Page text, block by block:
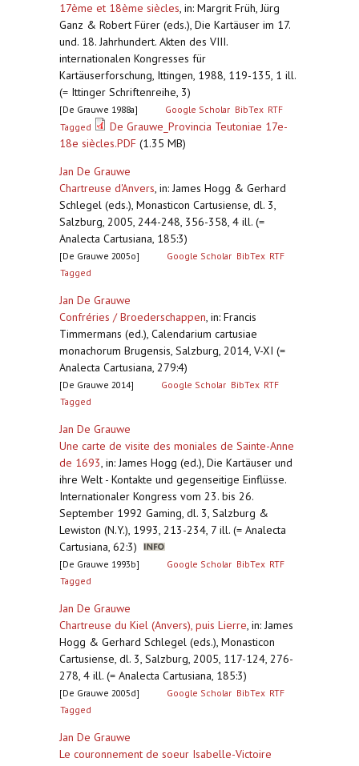
17ème et 18ème siècles, in: Margrit Früh, Jürg
Ganz & Robert Fürer (eds.), Die Kartäuser im 17.
und. 18. Jahrhundert. Akten des VIII.
internationalen Kongresses für
Kartäuserforschung, Ittingen, 1988, 119-135, 1 ill.
(= Ittinger Schriftenreihe, 3)
[De Grauwe 1988a] Google Scholar BibTex RTF
Tagged
De Grauwe_Provincia Teutoniae 17e-
18e siècles.PDF (1.35 MB)
Jan De Grauwe
Chartreuse d'Anvers, in: James Hogg & Gerhard
Schlegel (eds.), Monasticon Cartusiense, dl. 3,
Salzburg, 2005, 244-248, 356-358, 4 ill. (=
Analecta Cartusiana, 185:3)
[De Grauwe 2005o] Google Scholar BibTex RTF
Tagged
Jan De Grauwe
Confréries / Broederschappen, in: Francis
Timmermans (ed.), Calendarium cartusiae
monachorum Brugensis, Salzburg, 2014, V-XI (=
Analecta Cartusiana, 279:4)
[De Grauwe 2014] Google Scholar BibTex RTF
Tagged
Jan De Grauwe
Une carte de visite des moniales de Sainte-Anne
de 1693, in: James Hogg (ed.), Die Kartäuser und
ihre Welt - Kontakte und gegenseitige Einflüsse.
Internationaler Kongress vom 23. bis 26.
September 1992 Gaming, dl. 3, Salzburg &
Lewiston (N.Y.), 1993, 213-234, 7 ill. (= Analecta
Cartusiana, 62:3)
[De Grauwe 1993b] Google Scholar BibTex RTF
Tagged
Jan De Grauwe
Chartreuse du Kiel (Anvers), puis Lierre, in: James
Hogg & Gerhard Schlegel (eds.), Monasticon
Cartusiense, dl. 3, Salzburg, 2005, 117-124, 276-
278, 4 ill. (= Analecta Cartusiana, 185:3)
[De Grauwe 2005d] Google Scholar BibTex RTF
Tagged
Jan De Grauwe
Le couronnement de soeur Isabelle-Victoire